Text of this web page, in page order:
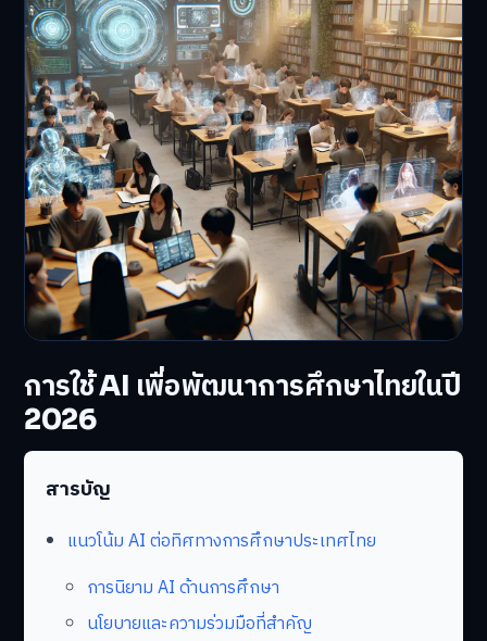
การใช้ AI เพื่อพัฒนาการศึกษาไทยในปี
2026
สารบัญ
แนวโน้ม AI ต่อทิศทางการศึกษาประเทศไทย
การนิยาม AI ด้านการศึกษา
นโยบายและความร่วมมือที่สำคัญ